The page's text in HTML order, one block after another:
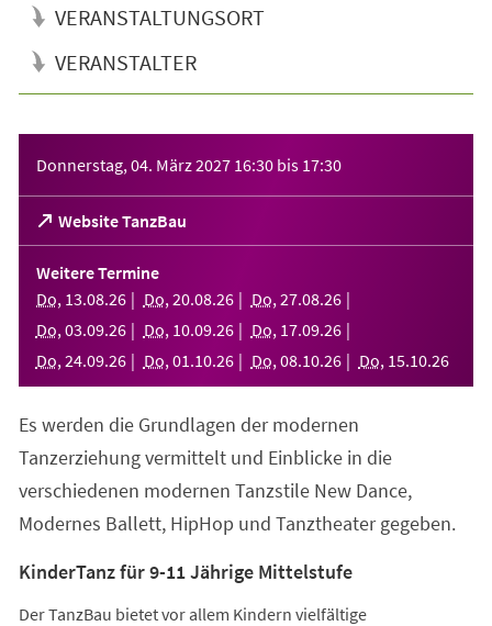
VERANSTALTUNGSORT
VERANSTALTER
Donnerstag, 04. März 2027 16:30 bis 17:30
Website TanzBau
(Öffnet
in
einem
neuen
Tab)
Weitere Termine
Do, 13.08.26 Do, 20.08.26 Do, 27.08.26
Do, 03.09.26 Do, 10.09.26 Do, 17.09.26
Do, 24.09.26 Do, 01 .10.26 Do, 08.10.26 Do, 15.10.26
Es werden die Grundlagen der modernen
Tanzerziehung vermittelt und Einblicke in die
verschiedenen modernen Tanzstile New Dance,
Modernes Ballett, HipHop und Tanztheater gegeben.
KinderTanz für 9-11 Jährige Mittelstufe
Der TanzBau bietet vor allem Kindern vielfältige